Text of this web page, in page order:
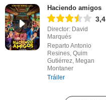
Haciendo amigos
3,4
Director: David
Marqués
Reparto Antonio
Resines, Quim
Gutiérrez, Megan
Montaner
Tráiler